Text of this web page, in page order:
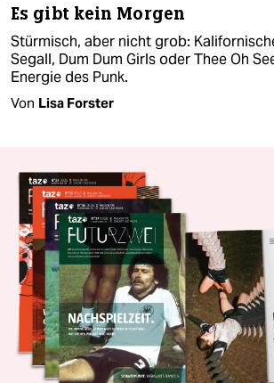
Es gibt kein Morgen
Stürmisch, aber nicht grob:
Segall, Dum Dum Girls oder Thee Oh
Energie des Punk.
Von Lisa Forster